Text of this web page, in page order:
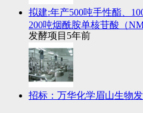
拟建:年产500吨手性酯、
200吨烟酰胺单核苷酸（
发酵项目 5年前
招标：万华化学眉山生物